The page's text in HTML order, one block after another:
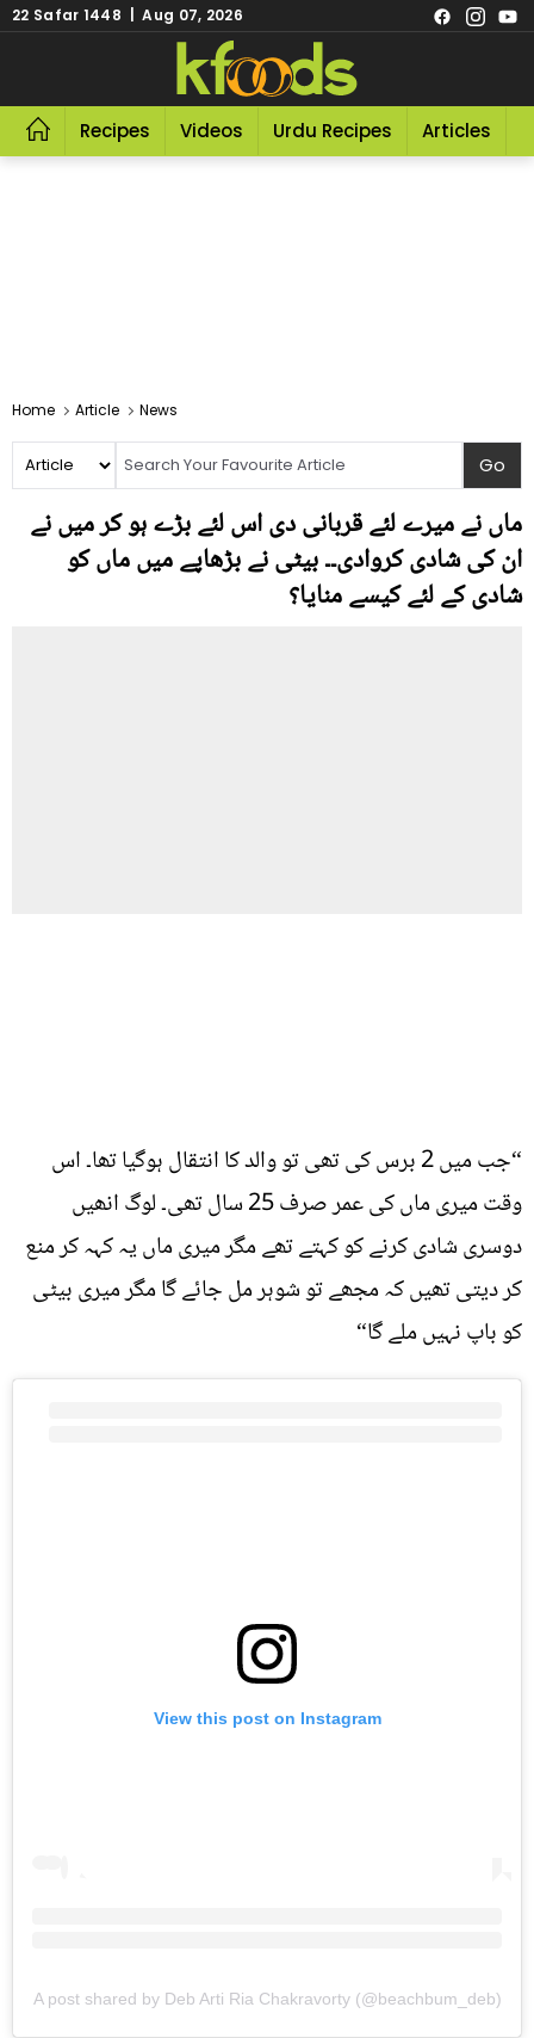
22 Safar 1448 | Aug 07, 2026
Recipes Videos Urdu Recipes Articles
Home Article News
ماں نے میرے لئے قربانی دی اس لئے بڑے ہو کر میں نے
ان کی شادی کروادی۔۔ بیٹی نے بڑھاپے میں ماں کو
شادی کے لئے کیسے منایا؟
“جب میں 2 برس کی تھی تو والد کا انتقال ہوگیا تھا۔ اس
وقت میری ماں کی عمر صرف 25 سال تھی۔ لوگ انھیں
دوسری شادی کرنے کو کہتے تھے مگر میری ماں یہ کہہ کر منع
کر دیتی تھیں کہ مجھے تو شوہر مل جائے گا مگر میری بیٹی
کو باپ نہیں ملے گا“
View this post on Instagram
A post shared by Deb Arti Ria Chakravorty (@beachbum_deb)